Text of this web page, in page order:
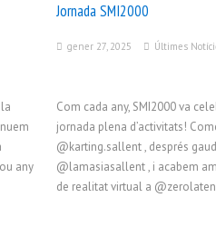
any
Jornada SMI2000
gener 27, 2025 Últimes
Com cada any, SMI2000 va
jornada plena d’activitats!
@karting.sallent , després
@lamasiasallent , i acabem
de realitat virtual a